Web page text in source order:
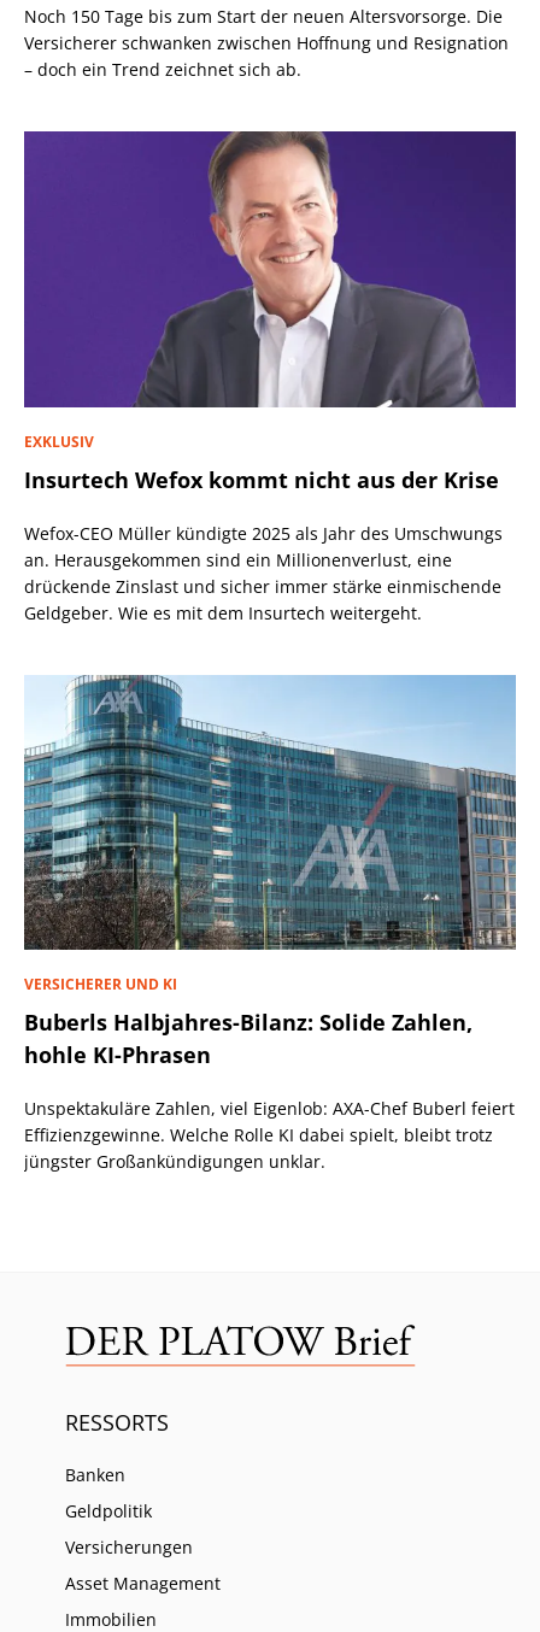
Noch 150 Tage bis zum Start der neuen Altersvorsorge. Die
Versicherer schwanken zwischen Hoffnung und Resignation
– doch ein Trend zeichnet sich ab.
EXKLUSIV
Insurtech Wefox kommt nicht aus der Krise
Wefox-CEO Müller kündigte 2025 als Jahr des Umschwungs
an. Herausgekommen sind ein Millionenverlust, eine
drückende Zinslast und sicher immer stärke einmischende
Geldgeber. Wie es mit dem Insurtech weitergeht.
VERSICHERER UND KI
Buberls Halbjahres-Bilanz: Solide Zahlen,
hohle KI-Phrasen
Unspektakuläre Zahlen, viel Eigenlob: AXA-Chef Buberl feiert
Effizienzgewinne. Welche Rolle KI dabei spielt, bleibt trotz
jüngster Großankündigungen unklar.
RESSORTS
Banken
Geldpolitik
Versicherungen
Asset Management
Immobilien